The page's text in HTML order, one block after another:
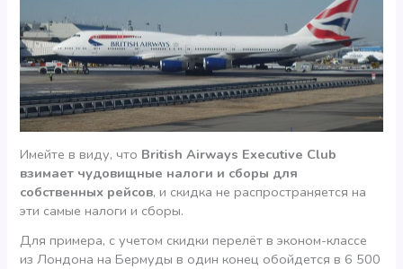
Имейте в виду, что British Airways Executive Club
взимает чудовищные налоги и сборы для
собственных рейсов, и скидка не распространяется на
эти самые налоги и сборы.
Для примера, с учетом скидки перелёт в эконом-классе
из Лондона на Бермуды в один конец обойдется в 6 500